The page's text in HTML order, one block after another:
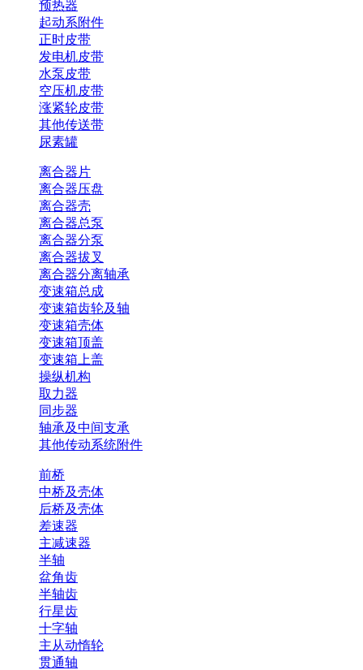
预热器
起动系附件
正时皮带
发电机皮带
水泵皮带
空压机皮带
涨紧轮皮带
其他传送带
尿素罐
离合器片
离合器压盘
离合器壳
离合器总泵
离合器分泵
离合器拔叉
离合器分离轴承
变速箱总成
变速箱齿轮及轴
变速箱壳体
变速箱顶盖
变速箱上盖
操纵机构
取力器
同步器
轴承及中间支承
其他传动系统附件
前桥
中桥及壳体
后桥及壳体
差速器
主减速器
半轴
盆角齿
半轴齿
行星齿
十字轴
主从动惰轮
贯通轴